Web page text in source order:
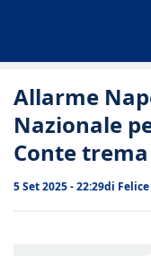
Allarme
Nazionale
Conte trema
5 Set 2025 - 22:29di